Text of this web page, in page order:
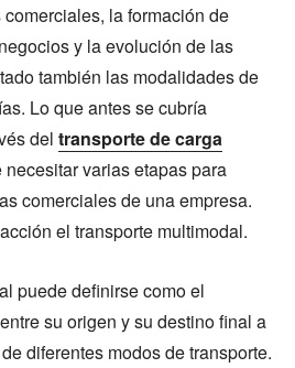
la formación de
y la evolución de las
también las modalidades de
Lo que antes se cubría
del transporte de carga
necesitar varias etapas para
comerciales de una empresa.
el transporte multimodal.
puede definirse como el
su origen y su destino final a
diferentes modos de transporte.